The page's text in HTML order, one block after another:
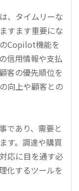
、タイムリーな
すます重要にな
Copilot機能を
信用情報や支払
客の優先順位を
向上や顧客との
であり、需要と
す。調達や購買
応に目を通す必
化するツールを